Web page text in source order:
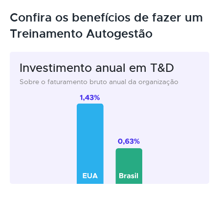
Confira os benefícios de fazer um
Treinamento Autogestão
Investimento anual em T&D
Sobre o faturamento bruto anual da organização